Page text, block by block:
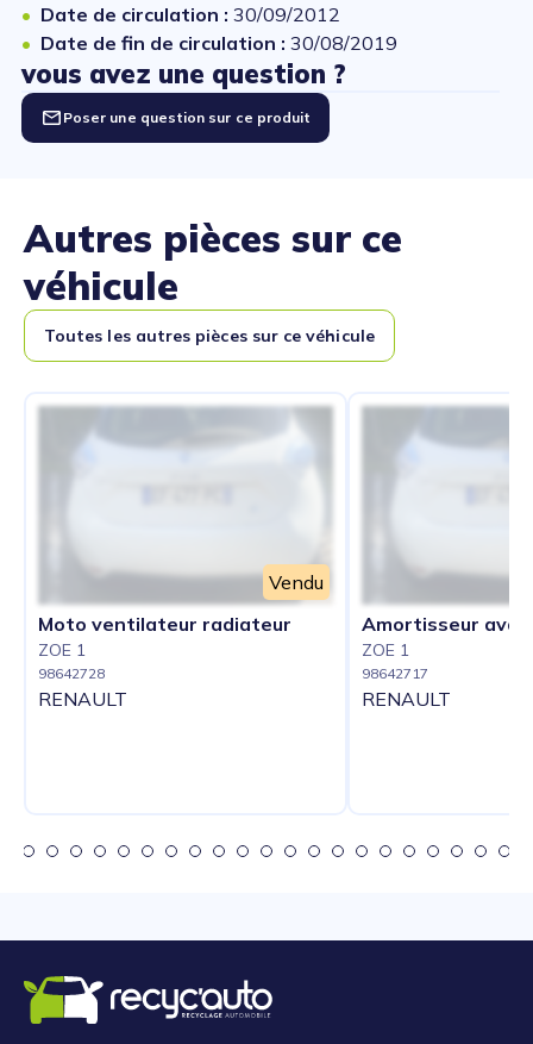
Date de circulation : 30/09/2012
Date de fin de circulation : 30/08/2019
vous avez une question ?
Poser une question sur ce produit
Autres pièces sur ce
véhicule
Toutes les autres pièces sur ce véhicule
Vendu
Moto ventilateur radiateur
ZOE 1
98642728
RENAULT
Amortisseur
ZOE 1
98642717
RENAULT